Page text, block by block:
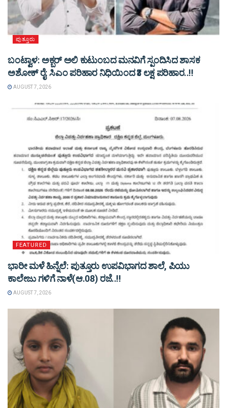
ಪುತ್ತೂರು
ಬಂಟ್ವಾಳ: ಅಕ್ಬರ್ ಅಲಿ ಕುಟುಂಬದ ಮನವಿಗೆ ಸ್ಪಂದಿಸಿದ ಶಾಸಕ
ಅಶೋಕ್ ರೈ: ಸಿಎಂ ಪರಿಹಾರ ನಿಧಿಯಿಂದ ₹3 ಲಕ್ಷ ಪರಿಹಾರ..!!
AUGUST 7, 2026
FEATURED
ಭಾರೀ ಮಳೆ ಹಿನ್ನೆಲೆ: ಪುತ್ತೂರು ಉಪವಿಭಾಗದ ಶಾಲೆ, ಪಿಯು
ಕಾಲೇಜು ಗಳಿಗೆ ನಾಳೆ(ಆ.08) ರಜೆ..!!
AUGUST 7, 2026